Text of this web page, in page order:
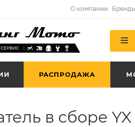
О компании
РАСПРОДАЖА
в сборе